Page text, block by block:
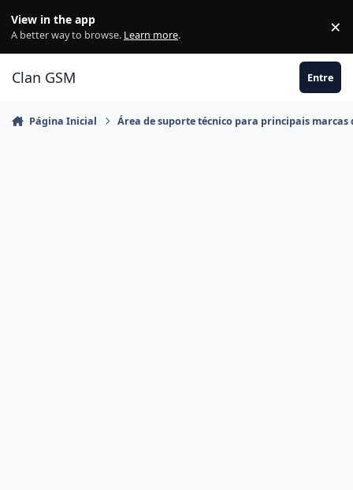
View in the app
A better way to browse. Learn more. ×
Clan GSM Entre
Página Inicial Área de suporte técnico para principais marcas